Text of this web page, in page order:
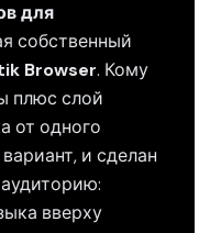
для
собственный
Browser. Кому
плюс слой
от одного
и сделан
вверху